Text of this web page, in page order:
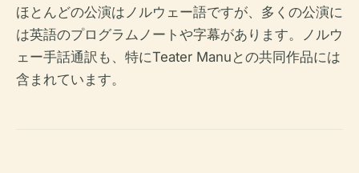
ほとんどの公演はノルウェー語ですが、多くの公演に
は英語のプログラムノートや字幕があります。ノルウ
ェー手話通訳も、特にTeater Manuとの共同作品には
含まれています。